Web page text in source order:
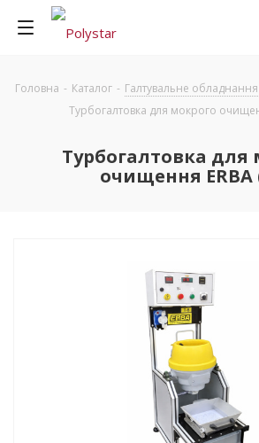
Головна - Каталог - Галтувальне обладнання
Турбогалтовка для мокрого
Турбогалтовка для
очищення ERBA